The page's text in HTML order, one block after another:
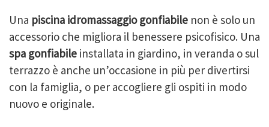
Una piscina idromassaggio gonfiabile non è solo un
accessorio che migliora il benessere psicofisico. Una
spa gonfiabile installata in giardino, in veranda o sul
terrazzo è anche un’occasione in più per divertirsi
con la famiglia, o per accogliere gli ospiti in modo
nuovo e originale.